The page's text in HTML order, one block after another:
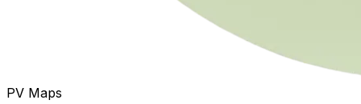
PV Maps